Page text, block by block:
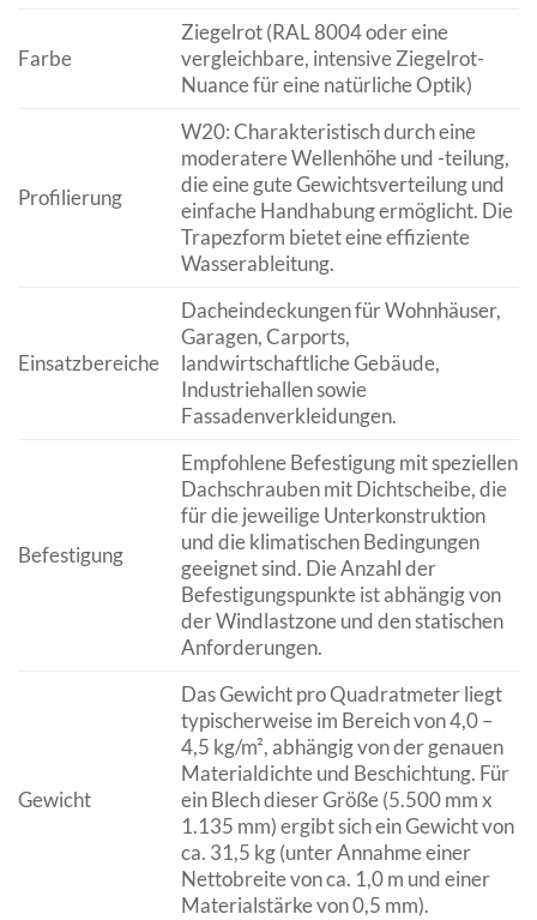
Farbe
Ziegelrot (RAL 8004 oder eine
vergleichbare, intensive Ziegelrot-
Nuance für eine natürliche Optik)
Profilierung
W20: Charakteristisch durch eine
moderatere Wellenhöhe und -teilung,
die eine gute Gewichtsverteilung und
einfache Handhabung ermöglicht. Die
Trapezform bietet eine effiziente
Wasserableitung.
Einsatzbereiche
Dacheindeckungen für Wohnhäuser,
Garagen, Carports,
landwirtschaftliche Gebäude,
Industriehallen sowie
Fassadenverkleidungen.
Befestigung
Empfohlene Befestigung mit speziellen
Dachschrauben mit Dichtscheibe, die
für die jeweilige Unterkonstruktion
und die klimatischen Bedingungen
geeignet sind. Die Anzahl der
Befestigungspunkte ist abhängig von
der Windlastzone und den statischen
Anforderungen.
Gewicht
Das Gewicht pro Quadratmeter liegt
typischerweise im Bereich von 4,0 –
4,5 kg/m², abhängig von der genauen
Materialdichte und Beschichtung. Für
ein Blech dieser Größe (5.500 mm x
1.135 mm) ergibt sich ein Gewicht von
ca. 31,5 kg (unter Annahme einer
Nettobreite von ca. 1,0 m und einer
Materialstärke von 0,5 mm).